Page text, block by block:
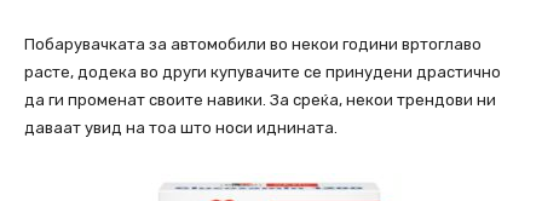
Побарувачката за автомобили во некои години вртоглаво
расте, додека во други купувачите се принудени драстично
да ги променат своите навики. За среќа, некои трендови ни
даваат увид на тоа што носи иднината.